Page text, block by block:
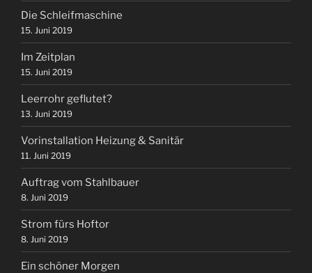
Die Schleifmaschine
15. Juni 2019
Im Zeitplan
15. Juni 2019
Leerrohr geflutet?
13. Juni 2019
Vorinstallation Heizung & Sanitär
11. Juni 2019
Auftrag vom Stahlbauer
8. Juni 2019
Strom fürs Hoftor
8. Juni 2019
Ein schöner Morgen